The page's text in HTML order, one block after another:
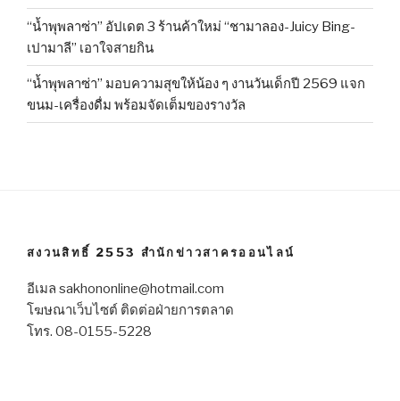
“น้ำพุพลาซ่า” อัปเดต 3 ร้านค้าใหม่ “ชามาลอง-Juicy Bing-
เปามาลี” เอาใจสายกิน
“น้ำพุพลาซ่า” มอบความสุขให้น้อง ๆ งานวันเด็กปี 2569 แจก
ขนม-เครื่องดื่ม พร้อมจัดเต็มของรางวัล
สงวนสิทธิ์ 2553 สำนักข่าวสาครออนไลน์
อีเมล sakhononline@hotmail.com
โฆษณาเว็บไซต์ ติดต่อฝ่ายการตลาด
โทร. 08-0155-5228